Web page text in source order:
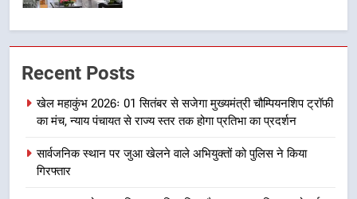
वाले महीनों में हजारों पदों पर की जाएगी
उत्तराखण्ड
8
Recent Posts
खेल महाकुंभ 2026ः 01 सितंबर से सजेगा मुख्यमंत्री चौम्पियनशिप ट्रॉफी
का मंच, न्याय पंचायत से राज्य स्तर तक होगा प्रतिभा का प्रदर्शन
सार्वजनिक स्थान पर जुआ खेलने वाले अभियुक्तों को पुलिस ने किया
गिरफ्तार